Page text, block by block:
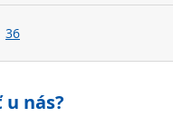
36
nás?